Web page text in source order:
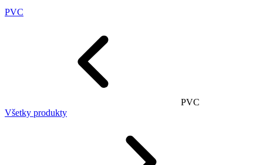
PVC
PVC
Všetky produkty